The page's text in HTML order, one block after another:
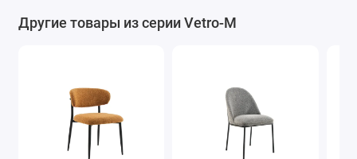
Другие товары из серии Vetro-M